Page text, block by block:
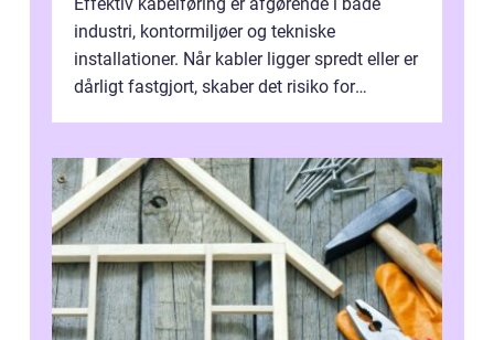
Effektiv kabelføring er afgørende i både
industri, kontormiljøer og tekniske
installationer. Når kabler ligger spredt eller er
dårligt fastgjort, skaber det risiko for